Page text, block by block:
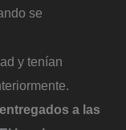
se
y tenían
a las